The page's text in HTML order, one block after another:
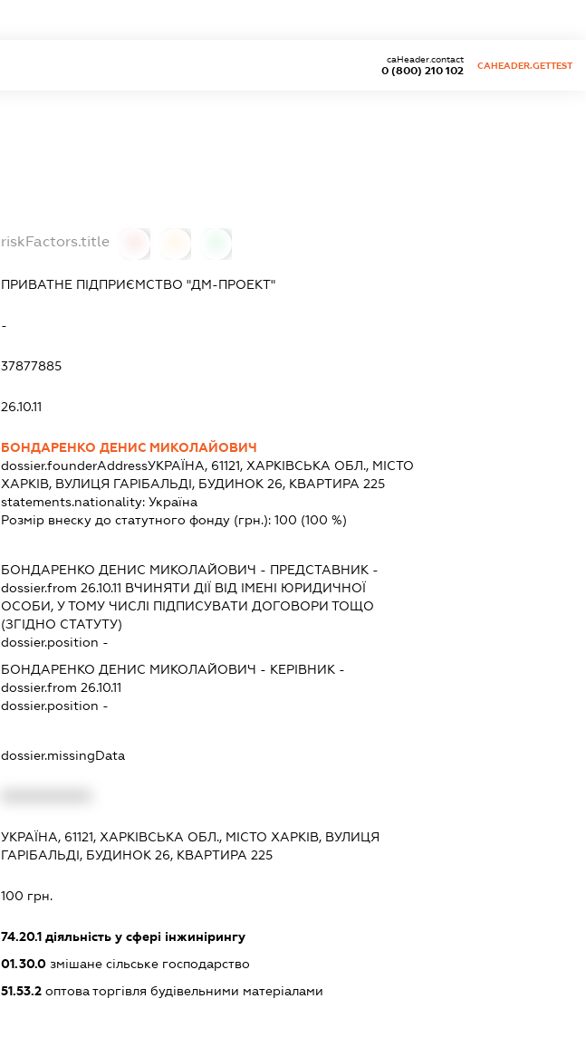
0 (800) 210 102
caHeader.contact
CAHEADER.GETTEST
riskFactors.title
ПРИВАТНЕ ПІДПРИЄМСТВО "ДМ-ПРОЕКТ"
-
37877885
26.10.11
БОНДАРЕНКО ДЕНИС МИКОЛАЙОВИЧ
dossier.founderAddressУКРАЇНА, 61121, ХАРКІВСЬКА ОБЛ., МІСТО
ХАРКІВ, ВУЛИЦЯ ГАРІБАЛЬДІ, БУДИНОК 26, КВАРТИРА 225
statements.nationality: Україна
Розмір внеску до статутного фонду (грн.): 100 (100 %)
БОНДАРЕНКО ДЕНИС МИКОЛАЙОВИЧ - ПРЕДСТАВНИК -
dossier.from 26.10.11 ВЧИНЯТИ ДІЇ ВІД ІМЕНІ ЮРИДИЧНОЇ
ОСОБИ, У ТОМУ ЧИСЛІ ПІДПИСУВАТИ ДОГОВОРИ ТОЩО
(ЗГІДНО СТАТУТУ)
dossier.position -
БОНДАРЕНКО ДЕНИС МИКОЛАЙОВИЧ - КЕРІВНИК -
dossier.from 26.10.11
dossier.position -
dossier.missingData
УКРАЇНА, 61121, ХАРКІВСЬКА ОБЛ., МІСТО ХАРКІВ, ВУЛИЦЯ
ГАРІБАЛЬДІ, БУДИНОК 26, КВАРТИРА 225
100 грн.
74.20.1діяльність у сфері інжинірингу
01.30.0змішане сільське господарство
51.53.2оптова торгівля будівельними матеріалами